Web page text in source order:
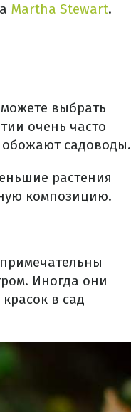
Martha Stewart.
выбрать
очень часто
садоводы.
растения
композицию.
Иногда они
в сад